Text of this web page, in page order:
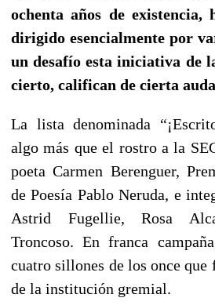
ochenta años de
dirigido esencialmente por
un desafío esta iniciativa de
cierto, califican de cierta
La lista denominada
algo más que el rostro a la
poeta Carmen Berenguer,
de Poesía Pablo Neruda, e
Astrid Fugellie, Rosa
Troncoso. En franca
cuatro sillones de los once
de la institución gremial.